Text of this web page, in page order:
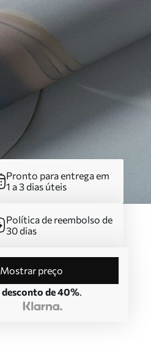
Pronto para entrega em
1 a 3 dias úteis
Política de reembolso de
30 dias
Mostrar preço
desconto de 40%.